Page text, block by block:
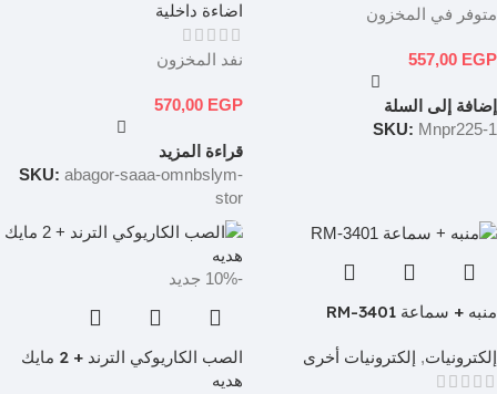
متوفر في المخزون
557,00 EGP
إضافة إلى السلة
SKU: Mnpr225-1
اضاءة داخلية
نفد المخزون
570,00 EGP
قراءة المزيد
SKU: abagor-saaa-omnbslym-
stor
منبه + سماعة RM-3401
إلكترونيات, إلكترونيات أخرى
-10% جديد
الصب الكاريوكي الترند + 2 مايك
هديه